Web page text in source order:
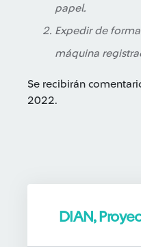
papel.
Expedir de
máquina
Se recibirán
2022.
DIAN,